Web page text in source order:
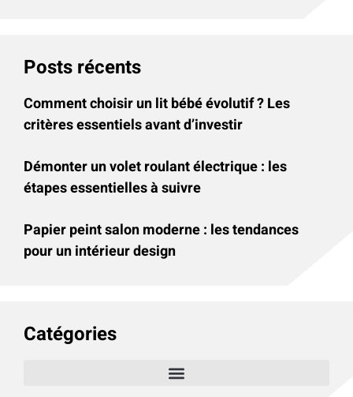
Posts récents
Comment choisir un lit bébé évolutif ? Les
critères essentiels avant d’investir
Démonter un volet roulant électrique : les
étapes essentielles à suivre
Papier peint salon moderne : les tendances
pour un intérieur design
Catégories